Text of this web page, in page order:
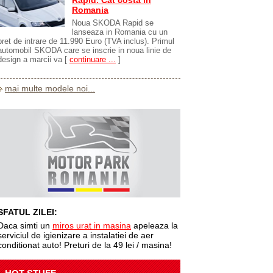
Romania
Noua SKODA Rapid se
lanseaza in Romania cu un
de intrare de 11.990 Euro (TVA inclus). Primul
SKODA care se inscrie in noua linie de
a marcii va [ continuare ... ]
mai multe modele noi...
ZILEI:
simti un miros urat in masina apeleaza la
de igienizare a instalatiei de aer
auto! Preturi de la 49 lei / masina!